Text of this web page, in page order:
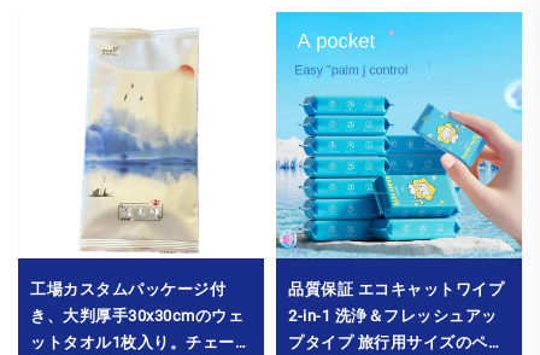
工場カスタムパッケージ付
き、大判厚手30x30cmのウェ
ットタオル1枚入り。チェーン
品質保証 エコキャットワイプ
2-in-1 洗浄＆フレッシュアッ
プタイプ 旅行用サイズのペッ